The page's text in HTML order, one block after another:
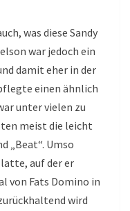
was diese Sandy
war jedoch ein
damit eher in der
einen ähnlich
unter vielen zu
meist die leicht
„Beat“. Umso
auf der er
von Fats Domino in
wird